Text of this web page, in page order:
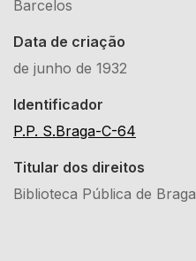
Barcelos
Data de criação
de junho de 1932
Identificador
P.P. S.Braga-C-64
Titular dos direitos
Biblioteca Pública de Braga